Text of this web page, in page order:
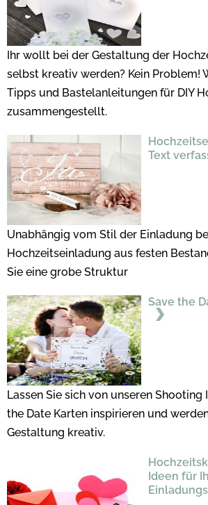
Ihr wollt bei der Gestaltung der
selbst kreativ werden? Kein Problem!
Tipps und Bastelanleitungen für DIY
zusammengestellt.
Text
Unabhängig vom Stil der Einladung
Hochzeitseinladung aus festen
Sie eine grobe Struktur
Save the
Lassen Sie sich von unseren Shooting
the Date Karten inspirieren und
Gestaltung kreativ.
Ideen für